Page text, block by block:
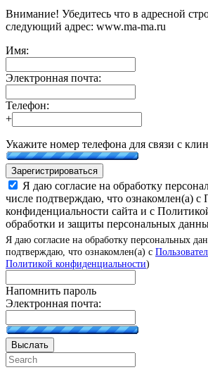
Внимание! Убедитесь что в адресной
следующий адрес: www.ma-ma.ru
Имя:
Электронная почта:
Телефон:
+
Укажите номер телефона для связи с
Зарегистрироваться
Я даю согласие на обработку
числе подтверждаю, что ознакомлен(а) с
конфиденциальности сайта и с
обработки и защиты персональных
Я даю согласие на обработку персональных
подтверждаю, что ознакомлен(а) с
Политикой конфиденциальности)
Напомнить пароль
Электронная почта:
Выслать